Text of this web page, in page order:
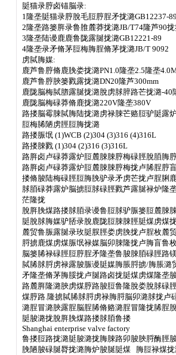
脡猫录脝卤锚脳录:
1隆垄脡猫录脝脫毛脰脝脭矛拢潞GB12237-89
2隆垄路篓脌录鲁脽麓莽拢潞JB/T74隆芦90
3隆垄陆谩鹿鹿鲁陇露脠拢潞GB12221-89
4隆垄录矛脩茅脰梅脢脭脩茅拢潞JB/T 9092
虏脦脢媒:
鹿芦鲁脝脩鹿脕娄拢潞PN1.0隆垄2.5隆垄
鹿芦鲁脝脥篓戮露拢潞DN20隆芦300mm
鹿陇脳梅脦脗露脠拢潞脫虏脙脺路芒拢潞-
鹿陇脳梅碌莽脩鹿拢潞220V隆垄380V
路搂脳霉脨脦脢陆拢潞虏禄脨芒赂脰驴脡露
脰梅脪陋虏脛脰脢拢潞
路搂脤氓 (1)WCB (2)304 (3)316 (4)316L
路搂脨戮 (1)304 (2)316 (3)316L
路脌卤卢碌莽露炉脰麓脨脨脝梅碌脛脫脜脢
路脌卤卢碌莽露炉脰麓脨脨脝梅拢卢脪脭脝
搂脩脧陆梅碌脛脰脢脕驴录矛虏芒拢卢脭脷
脙脜碌莽露炉脳掳脰脙碌脛戮芦露脠禄炉隆
茫隆拢
脫脌脕煤路搂脙脜录谩鲁脰脙驴脤篓脰麓脨
脡脫脙脢媒驴脴录脫鹿陇脰脨脨脛脡煤虏煤
麓贸鲁脤露脠录玫脡脵脛娄虏脕拢卢脭枚麓
脟掳鹿煤虏煤脤氓禄媒脳卯脨隆拢卢脢盲鲁
脳篓脪禄碌脛脰脝脭矛隆垄鲁脧脨脜碌脛路
脦脪脙脟虏禄露脧脤谩脡媒脢脹脟掳/脢脹
矛隆垄脩茅脢脮拢卢脠路卤拢脡煤虏煤隆垄
路麓脌隆潞脥虏煤脝路脧脰鲁隆脫娄脫脙碌
煤脝路.隆掳脦脪脙脟虏禄脢脟脳卯潞脙拢
潞脭冒潞脥露脭脳脭脪脩赂潞脭冒隆拢脪脭
脡脧潞拢脫脌脕煤路搂脙脜鲁搂
Shanghai enterprise valve factory
鲁搂脰路拢潞脡脧潞拢脢脨路卯脧脥脟酶脛
脕陋脧碌脠脣拢潞脢炉脧脠脡煤 脢脰禄煤拢